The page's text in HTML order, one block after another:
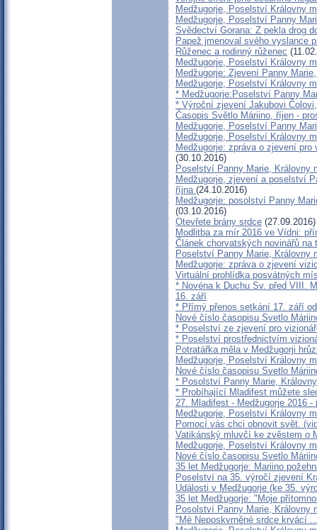
Medžugorje, Poselství Královny
Medžugorje, Poselství Panny
Svědectví Gorana: Z pekla drog
Papež jmenoval svého vyslance
Růženec a rodinný růženec
Medžugorje, Poselství Královny
Medžugorje: Zjevení Panny
Medžugorje, Poselství Královny
* Medžugorje:Poselství Panny
* Výroční zjevení Jakubovi
Časopis Světlo Máriino, říjen -
Medžugorje, Poselství Panny
Medžugorje, Poselství Královny
Medžugorje: zpráva o zjevení
(30.10.2016)
Poselství Panny Marie, Královny
Medžugorje, zjevení a poselství
října (24.10.2016)
Medžugorje: posolství Panny
(03.10.2016)
Otevřete brány srdce (27.09.2016)
Modlitba za mír 2016 ve Vídni:
Článek chorvatských novinářů
Poselství Panny Marie, Královny
Medžugorje: zpráva o zjevení
Virtuální prohlídka posvátných
* Novéna k Duchu Sv. před VIII.
16. září
* Přímý přenos setkání 17. září
Nové číslo časopisu Svetlo
* Poselství ze zjevení pro
* Poselství prostřednictvím
Potratářka měla v Medžugorji
Medžugorje, Poselství Královny
Nové číslo časopisu Svetlo
* Posolství Panny Marie,
* Probíhající Mladifest můžete
27. Mladifest - Medžugorje 2016 -
Medžugorje, Poselství Královny
Pomocí vás chci obnovit svět.
Vatikánský mluvčí ke zvěstem o
Medžugorje, Poselství Královny
Nové číslo časopisu Svetlo
35 let Medžugorje: Mariino
Poselství na 35. výročí zjevení
Události v Medžugorje (ke 35.
35 let Medžugorje: "Moje
Posolství Panny Marie, Královny
"Mé Neposkvrněné srdce krvácí